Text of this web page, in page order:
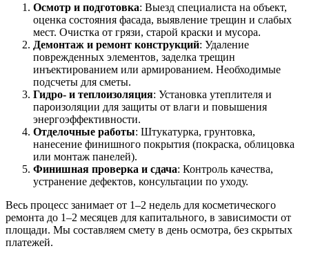
Осмотр и подготовка: Выезд специалиста на объект,
оценка состояния фасада, выявление трещин и слабых
мест. Очистка от грязи, старой краски и мусора.
Демонтаж и ремонт конструкций: Удаление
поврежденных элементов, заделка трещин
инъектированием или армированием. Необходимые
подсчеты для сметы.
Гидро- и теплоизоляция: Установка утеплителя и
пароизоляции для защиты от влаги и повышения
энергоэффективности.
Отделочные работы: Штукатурка, грунтовка,
нанесение финишного покрытия (покраска, облицовка
или монтаж панелей).
Финишная проверка и сдача: Контроль качества,
устранение дефектов, консультации по уходу.
Весь процесс занимает от 1–2 недель для косметического
ремонта до 1–2 месяцев для капитального, в зависимости от
площади. Мы составляем смету в день осмотра, без скрытых
платежей.